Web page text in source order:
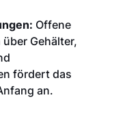
Offene
Gehälter,
fördert das
an.